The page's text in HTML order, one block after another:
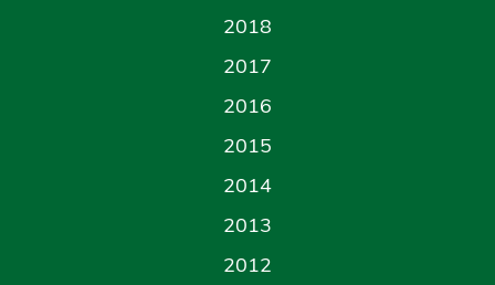
2018
2017
2016
2015
2014
2013
2012